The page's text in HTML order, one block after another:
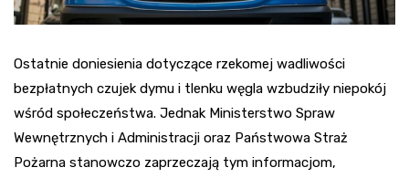
Ostatnie doniesienia dotyczące rzekomej wadliwości
bezpłatnych czujek dymu i tlenku węgla wzbudziły niepokój
wśród społeczeństwa. Jednak Ministerstwo Spraw
Wewnętrznych i Administracji oraz Państwowa Straż
Pożarna stanowczo zaprzeczają tym informacjom,